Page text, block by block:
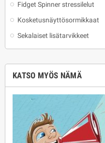
Fidget Spinner stressilelut
Kosketusnäyttösormikkaat
Sekalaiset lisätarvikkeet
KATSO MYÖS NÄMÄ